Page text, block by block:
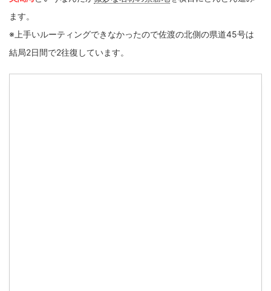
ます。
※上手いルーティングできなかったので佐渡の北側の県道45号は
結局2日間で2往復しています。